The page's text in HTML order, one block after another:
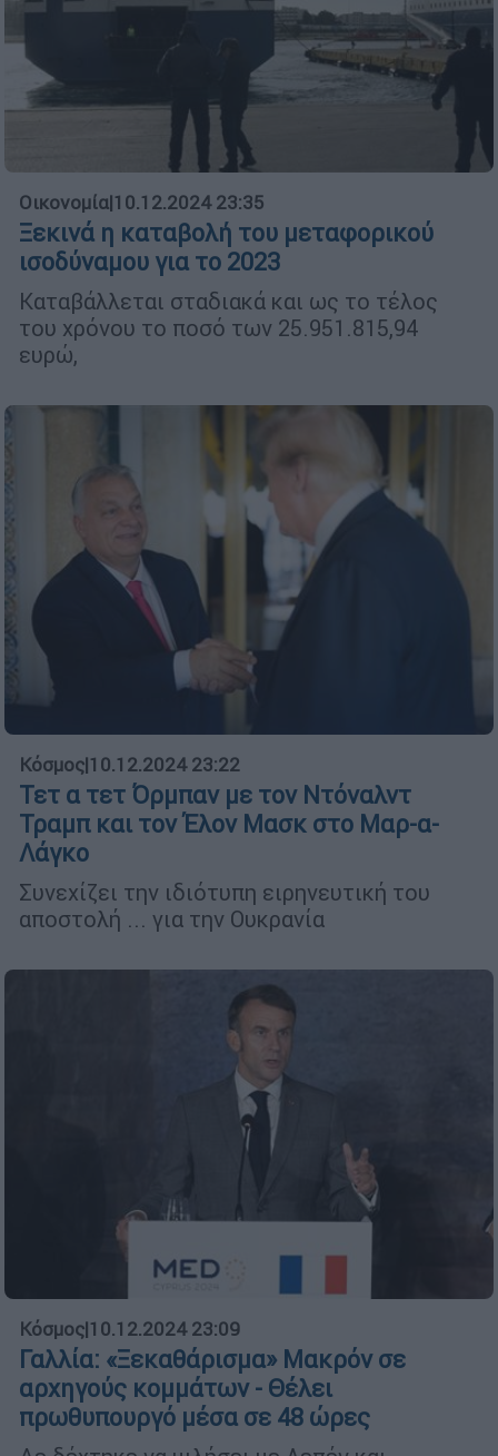
Οικονομία|10.12.2024 23:35
Ξεκινά η καταβολή του μεταφορικού
ισοδύναμου για το 2023
Καταβάλλεται σταδιακά και ως το τέλος
του χρόνου το ποσό των 25.951.815,94
ευρώ,
Κόσμος|10.12.2024 23:22
Τετ α τετ Όρμπαν με τον Ντόναλντ
Τραμπ και τον Έλον Μασκ στο Μαρ-α-
Λάγκο
Συνεχίζει την ιδιότυπη ειρηνευτική του
αποστολή ... για την Ουκρανία
Κόσμος|10.12.2024 23:09
Γαλλία: «Ξεκαθάρισμα» Μακρόν σε
αρχηγούς κομμάτων - Θέλει
πρωθυπουργό μέσα σε 48 ώρες